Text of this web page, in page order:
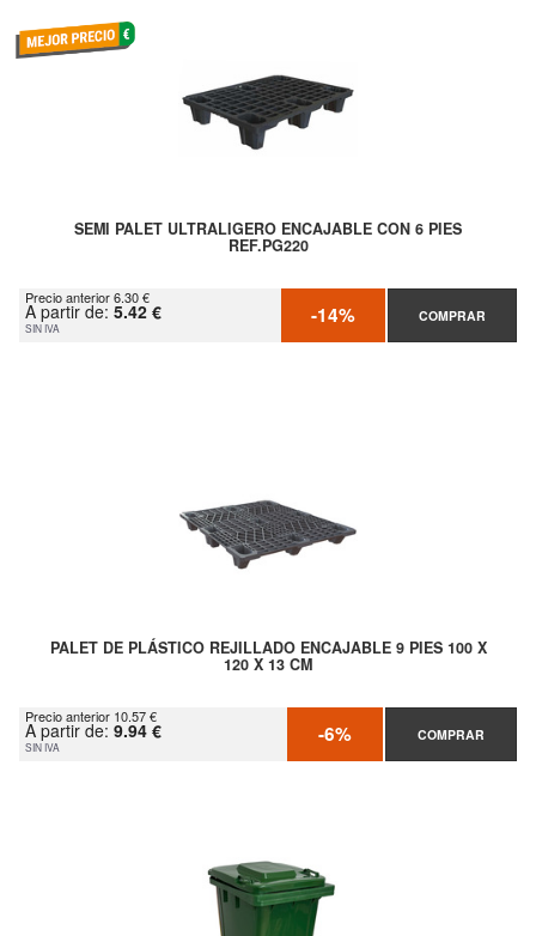
SEMI PALET ULTRALIGERO ENCAJABLE CON 6 PIES
REF.PG220
Precio anterior 6.30 €
A partir de: 5.42 €
SIN IVA -14% COMPRAR
PALET DE PLÁSTICO REJILLADO ENCAJABLE 9 PIES 100 X
120 X 13 CM
Precio anterior 10.57 €
A partir de: 9.94 €
SIN IVA -6% COMPRAR